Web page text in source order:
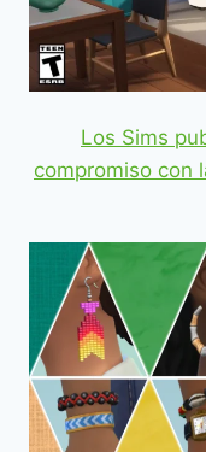
Los Sims
compromiso con